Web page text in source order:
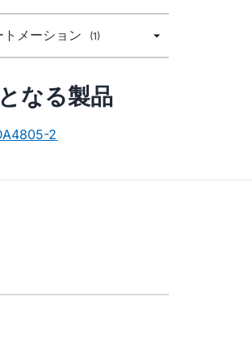
トメーション (1)
なる製品
2